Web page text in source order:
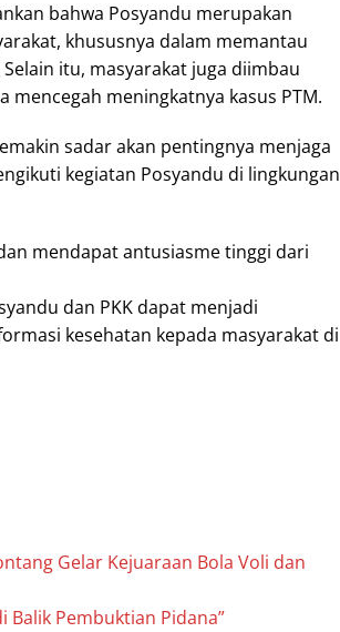
bahwa Posyandu merupakan
khususnya dalam memantau
itu, masyarakat juga diimbau
meningkatnya kasus PTM.
sadar akan pentingnya menjaga
kegiatan Posyandu di lingkungan
mendapat antusiasme tinggi dari
dan PKK dapat menjadi
kesehatan kepada masyarakat di
Gelar Kejuaraan Bola Voli dan
Balik Pembuktian Pidana”